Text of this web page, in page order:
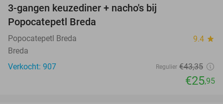
3-gangen keuzediner + nacho's bij
Popocatepetl Breda
Popocatepetl Breda 9.4 star
Breda
Verkocht: 907
Regulier €43,35
€25,95